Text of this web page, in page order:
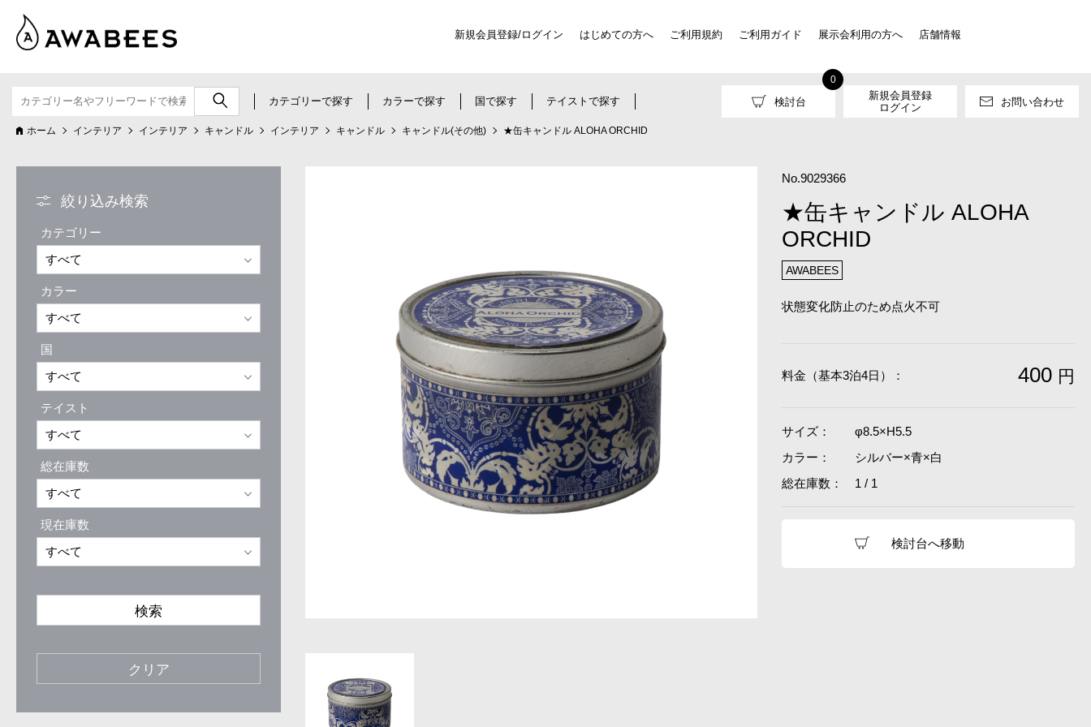
新規会員登録/ログイン はじめての方へ ご利用規約 ご利用ガイド 展示会利用の方へ 店舗情報
カテゴリーで探す カラーで探す 国で探す テイストで探す 検討台
0
新規会員登録
ログイン
お問い合わせ
ホーム インテリア インテリア キャンドル インテリア キャンドル キャンドル(その他) ★缶キャンドル ALOHA ORCHID
絞り込み検索
カテゴリー
カラー
国
テイスト
総在庫数
現在庫数
検索
No.9029366
★缶キャンドル ALOHA
ORCHID
AWABEES
状態変化防止のため点火不可
料金（基本3泊4日）： 400 円
サイズ：
φ8.5×H5.5
カラー：
シルバー×青×白
総在庫数：
1 / 1
検討台へ移動